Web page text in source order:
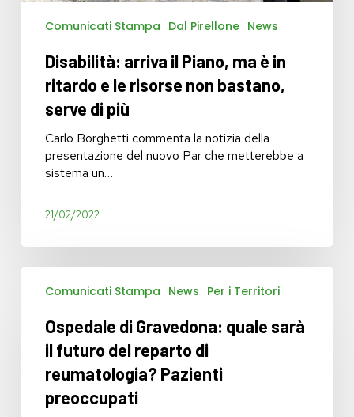
serve
Comunicati Stampa Dal Pirellone News
Disabilità: arriva il Piano, ma è in
ritardo e le risorse non bastano,
serve di più
Carlo Borghetti commenta la notizia della
presentazione del nuovo Par che metterebbe a
sistema un…
21/02/2022
quale
futuro
Comunicati Stampa News Per i Territori
Ospedale di Gravedona: quale sarà
il futuro del reparto di
reumatologia? Pazienti
preoccupati